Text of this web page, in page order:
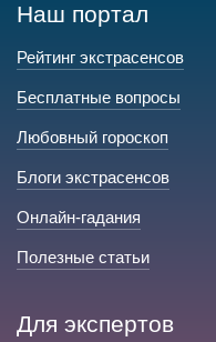
Наш портал
Рейтинг экстрасенсов
Бесплатные вопросы
Любовный гороскоп
Блоги экстрасенсов
Онлайн-гадания
Полезные статьи
Для экспертов